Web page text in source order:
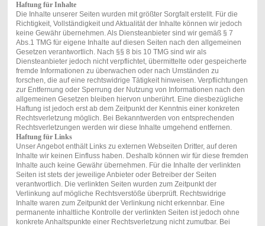
Haftung für Inhalte
Die Inhalte unserer Seiten wurden mit größter Sorgfalt erstellt. Für die
Richtigkeit, Vollständigkeit und Aktualität der Inhalte können wir jedoch
keine Gewähr übernehmen. Als Diensteanbieter sind wir gemäß § 7
Abs.1 TMG für eigene Inhalte auf diesen Seiten nach den allgemeinen
Gesetzen verantwortlich. Nach §§ 8 bis 10 TMG sind wir als
Diensteanbieter jedoch nicht verpflichtet, übermittelte oder gespeicherte
fremde Informationen zu überwachen oder nach Umständen zu
forschen, die auf eine rechtswidrige Tätigkeit hinweisen. Verpflichtungen
zur Entfernung oder Sperrung der Nutzung von Informationen nach den
allgemeinen Gesetzen bleiben hiervon unberührt. Eine diesbezügliche
Haftung ist jedoch erst ab dem Zeitpunkt der Kenntnis einer konkreten
Rechtsverletzung möglich. Bei Bekanntwerden von entsprechenden
Rechtsverletzungen werden wir diese Inhalte umgehend entfernen.
Haftung für Links
Unser Angebot enthält Links zu externen Webseiten Dritter, auf deren
Inhalte wir keinen Einfluss haben. Deshalb können wir für diese fremden
Inhalte auch keine Gewähr übernehmen. Für die Inhalte der verlinkten
Seiten ist stets der jeweilige Anbieter oder Betreiber der Seiten
verantwortlich. Die verlinkten Seiten wurden zum Zeitpunkt der
Verlinkung auf mögliche Rechtsverstöße überprüft. Rechtswidrige
Inhalte waren zum Zeitpunkt der Verlinkung nicht erkennbar. Eine
permanente inhaltliche Kontrolle der verlinkten Seiten ist jedoch ohne
konkrete Anhaltspunkte einer Rechtsverletzung nicht zumutbar. Bei